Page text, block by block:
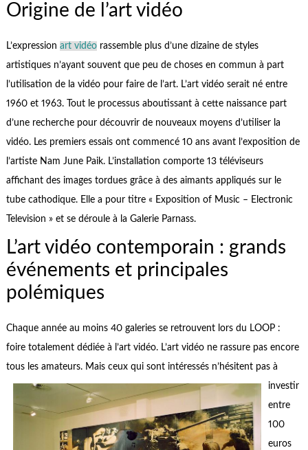
Origine de l’art vidéo
L’expression art vidéorassemble plus d’une dizaine de styles
artistiques n’ayant souvent que peu de choses en commun à part
l’utilisation de la vidéo pour faire de l’art. L’art vidéo serait né entre
1960 et 1963. Tout le processus aboutissant à cette naissance part
d’une recherche pour découvrir de nouveaux moyens d’utiliser la
vidéo. Les premiers essais ont commencé 10 ans avant l’exposition de
l’artiste Nam June Paik. L’installation comporte 13 téléviseurs
affichant des images tordues grâce à des aimants appliqués sur le
tube cathodique. Elle a pour titre « Exposition of Music – Electronic
Television » et se déroule à la Galerie Parnass.
L’art vidéo contemporain : grands
événements et principales
polémiques
Chaque année au moins 40 galeries se retrouvent lors du LOOP :
foire totalement dédiée à l’art vidéo. L’art vidéo ne rassure pas encore
tous les amateurs. Mais ceux qui sont intéressés n’hésitent pas à
investir
entre
100
euros